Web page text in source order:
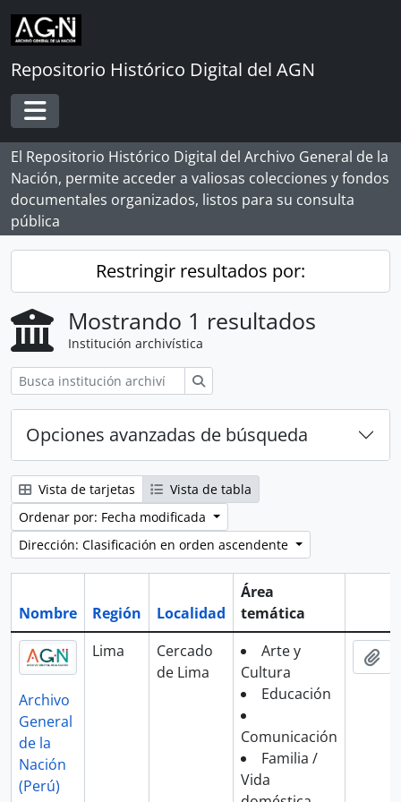
Skip to main content
Repositorio Histórico Digital del AGN
Toggle navigation
El Repositorio Histórico Digital del Archivo General de la
Nación, permite acceder a valiosas colecciones y fondos
documentales organizados, listos para su consulta
pública
Restringir resultados por:
Mostrando 1 resultados
Institución archivística
Opciones avanzadas de búsqueda
Vista de tarjetas
Vista de tabla
Ordenar por: Fecha modificada
Dirección: Clasificación en orden ascendente
Nombre Región Localidad
Área
temática
Archivo
General
de la
Nación
(Perú)
Lima
Cercado
de Lima
Arte y
Cultura
Educación
Comunicación
Familia /
Vida